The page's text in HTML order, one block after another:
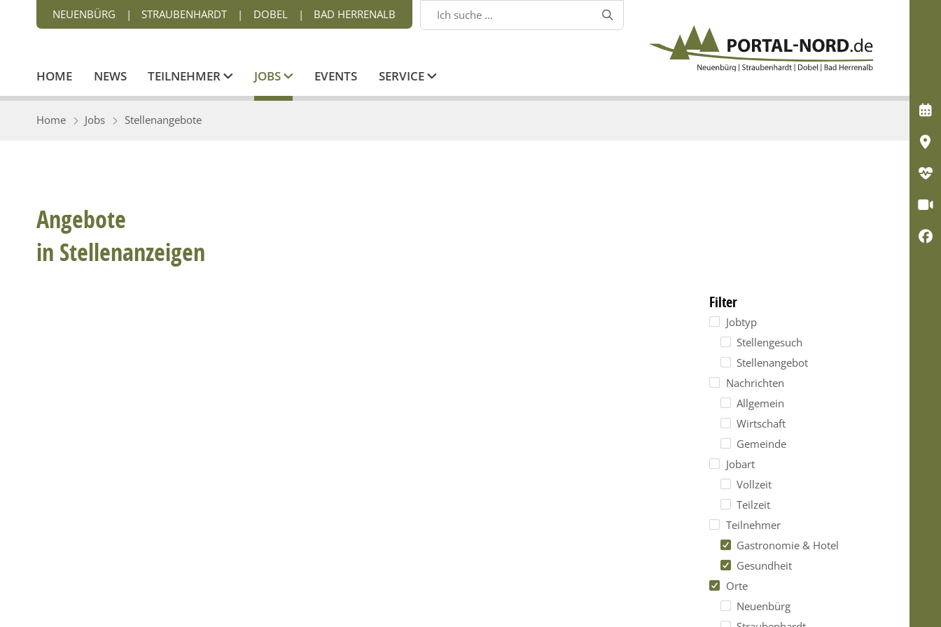
NEUENBÜRG | STRAUBENHARDT | DOBEL | BAD HERRENALB 
HOME NEWS TEILNEHMER JOBS EVENTS SERVICE
Home Jobs Stellenangebote
Angebote
in Stellenanzeigen
Filter
Jobtyp
Stellengesuch
Stellenangebot
Nachrichten
Allgemein
Wirtschaft
Gemeinde
Jobart
Vollzeit
Teilzeit
Teilnehmer
Gastronomie & Hotel
Gesundheit
Orte
Neuenbürg




